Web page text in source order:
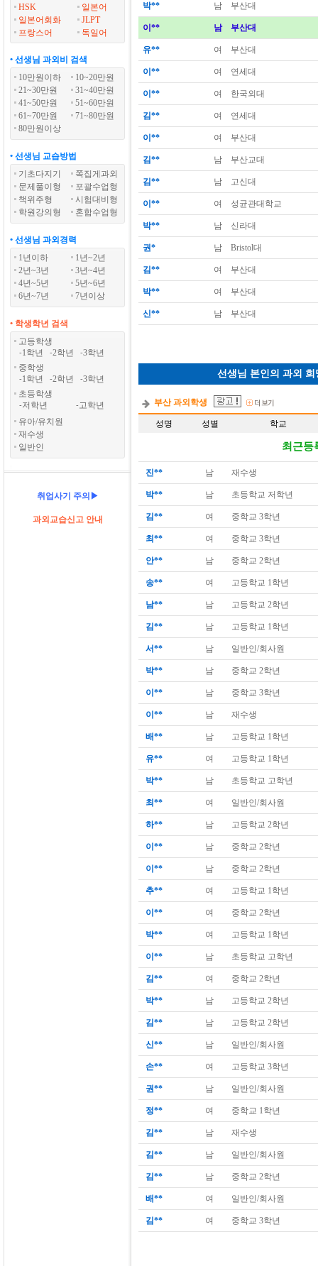
HSK
일본어
일본어회화
JLPT
프랑스어
독일어
• 선생님 과외비 검색
10만원이하
10~20만원
21~30만원
31~40만원
41~50만원
51~60만원
61~70만원
71~80만원
80만원이상
• 선생님 교습방법
기초다지기
쪽집게과외
문제풀이형
포괄수업형
책위주형
시험대비형
학원강의형
혼합수업형
• 선생님 과외경력
1년이하
1년~2년
2년~3년
3년~4년
4년~5년
5년~6년
6년~7년
7년이상
• 학생학년 검색
고등학생
-1학년 -2학년 -3학년
중학생
-1학년 -2학년 -3학년
초등학생
-저학년 -고학년
유아/유치원
재수생
일반인
취업사기 주의▶
과외교습신고 안내
박** 남 부산대
이** 남 부산대
유** 여 부산대
이** 여 연세대
이** 여 한국외대
김** 여 연세대
이** 여 부산대
김** 남 부산교대
김** 남 고신대
이** 여 성균관대학교
박** 남 신라대
권* 남 Bristol대
김** 여 부산대
박** 여 부산대
신** 남 부산대
선생님 본인의 과외
부산 과외학생
성명 성별 학교
최근등
진** 남 재수생
박** 남 초등학교 저학년
김** 여 중학교 3학년
최** 여 중학교 3학년
안** 남 중학교 2학년
송** 여 고등학교 1학년
남** 남 고등학교 2학년
김** 남 고등학교 1학년
서** 남 일반인/회사원
박** 남 중학교 2학년
이** 남 중학교 3학년
이** 남 재수생
배** 남 고등학교 1학년
유** 여 고등학교 1학년
박** 남 초등학교 고학년
최** 여 일반인/회사원
하** 남 고등학교 2학년
이** 남 중학교 2학년
이** 남 중학교 2학년
추** 여 고등학교 1학년
이** 여 중학교 2학년
박** 여 고등학교 1학년
이** 남 초등학교 고학년
김** 여 중학교 2학년
박** 남 고등학교 2학년
김** 남 고등학교 2학년
신** 남 일반인/회사원
손** 여 고등학교 3학년
권** 남 일반인/회사원
정** 여 중학교 1학년
김** 남 재수생
김** 남 일반인/회사원
김** 남 중학교 2학년
배** 여 일반인/회사원
김** 여 중학교 3학년